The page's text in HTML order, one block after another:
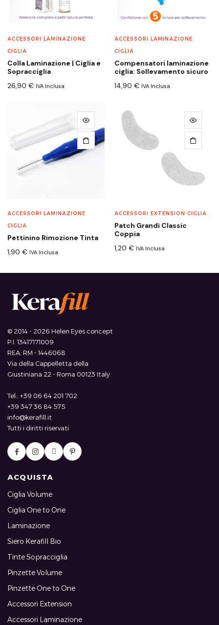
ACCESSORI LAMINAZIONE
CIGLIA
Colla Laminazione | Ciglia e
Sopracciglia
26,90 € IVA Inclusa
ACCESSORI LAMINAZIONE
CIGLIA
Compensatori laminazione
ciglia: Sollevamento sicuro
14,90 € IVA Inclusa
ACCESSORI LAMINAZIONE
CIGLIA
Pettinino Rimozione Tinta
1,90 € IVA Inclusa
ACCESSORI EXTENSION CIGLIA
Patch Grandi Classic
Coppia
1,20 € IVA Inclusa
© 2014 - 2026 Helen Eyes concept
P.I. 13417171009
REA: RM - 1446068
Via della Cappelletta della
Giustiniana 22 - Roma 00123 Italy
Tel.: +39 06 64 201 702
+39 347 36 84 575
info@kerafill.it
Tutti i diritti riservati
ACQUISTA
Ciglia Volume
Ciglia One to One
Laminazione
Siero Kerafill Bio
Tinte Sopracciglia
Pinzette Volume
Pinzette One to One
Accessori Extension
Accessori Laminazione